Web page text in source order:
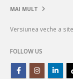
MAI MULT
Versiunea veche a
FOLLOW US